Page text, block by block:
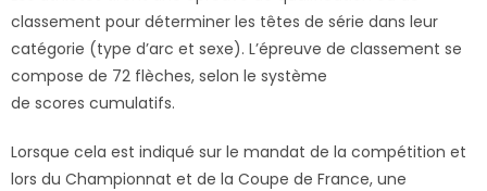
classement pour déterminer les têtes de série dans leur
catégorie (type d’arc et sexe). L’épreuve de classement se
compose de 72 flèches, selon le système
de scores cumulatifs.
Lorsque cela est indiqué sur le mandat de la compétition et
lors du Championnat et de la Coupe de France, une